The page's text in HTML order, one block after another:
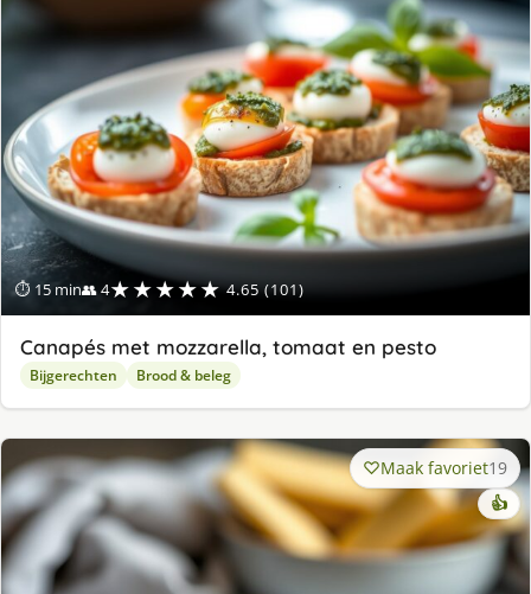
⏱ 15 min👥 4★★★★★ 4.65 (101)
Canapés met mozzarella, tomaat en pesto
Bijgerechten Brood & beleg
Maak favoriet19
👍